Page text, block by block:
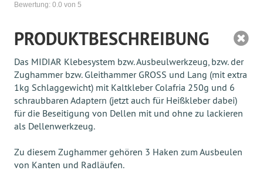
Bewertung: 0.0 von 5
PRODUKTBESCHREIBUNG
Das MIDIAR Klebesystem bzw. Ausbeulwerkzeug, bzw. der
Zughammer bzw. Gleithammer GROSS und Lang (mit extra
1kg Schlaggewicht) mit Kaltkleber Colafria 250g und 6
schraubbaren Adaptern (jetzt auch für Heißkleber dabei)
für die Beseitigung von Dellen mit und ohne zu lackieren
als Dellenwerkzeug.
Zu diesem Zughammer gehören 3 Haken zum Ausbeulen
von Kanten und Radläufen.